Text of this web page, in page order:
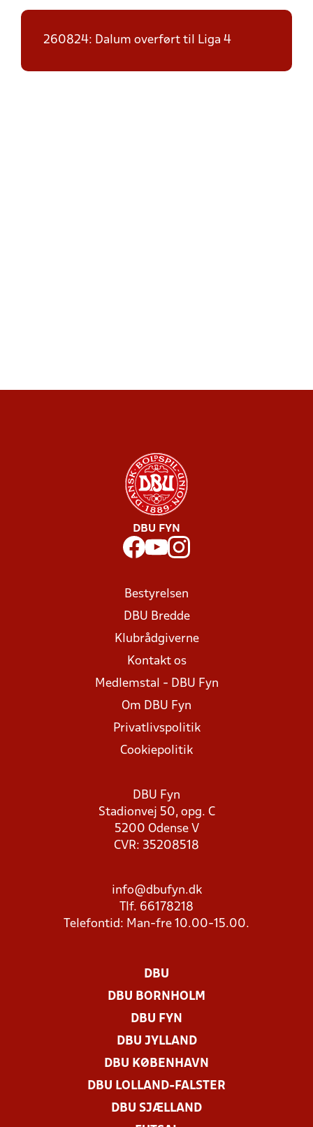
260824: Dalum overført til Liga 4
DBU FYN
Bestyrelsen
DBU Bredde
Klubrådgiverne
Kontakt os
Medlemstal - DBU Fyn
Om DBU Fyn
Privatlivspolitik
Cookiepolitik
DBU Fyn
Stadionvej 50, opg. C
5200 Odense V
CVR: 35208518
info@dbufyn.dk
Tlf. 66178218
Telefontid: Man-fre 10.00-15.00.
DBU
DBU BORNHOLM
DBU FYN
DBU JYLLAND
DBU KØBENHAVN
DBU LOLLAND-FALSTER
DBU SJÆLLAND